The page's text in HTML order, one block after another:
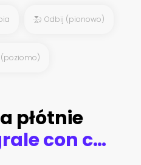
Odbij (pionowo)
płótnie
pasta integrale con carciofi in tegame di metallo sfondo rustico